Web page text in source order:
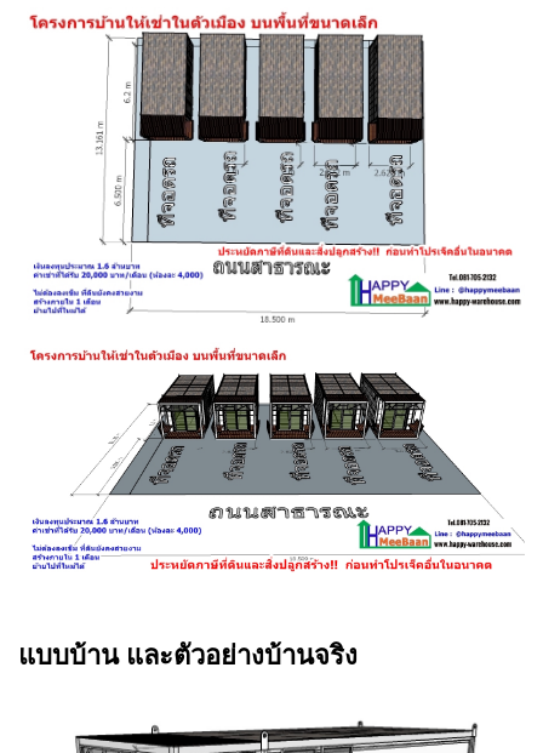
แบบบ้าน และตัวอย่างบ้านจริง